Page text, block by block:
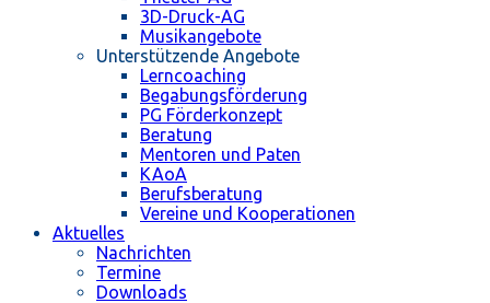
3D-Druck-AG
Musikangebote
Unterstützende Angebote
Lerncoaching
Begabungsförderung
PG Förderkonzept
Beratung
Mentoren und Paten
KAoA
Berufsberatung
Vereine und Kooperationen
Aktuelles
Nachrichten
Termine
Downloads